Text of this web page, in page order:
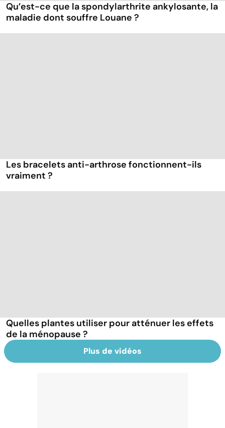
Qu’est-ce que la spondylarthrite ankylosante, la
maladie dont souffre Louane ?
Les bracelets anti-arthrose fonctionnent-ils
vraiment ?
Quelles plantes utiliser pour atténuer les effets
de la ménopause ?
Plus de vidéos